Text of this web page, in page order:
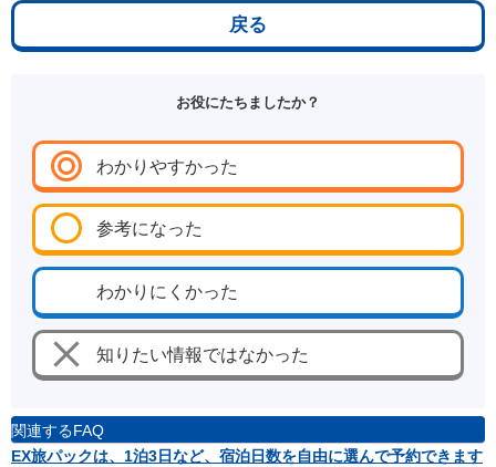
戻る
お役にたちましたか？
わかりやすかった
参考になった
わかりにくかった
知りたい情報ではなかった
関連するFAQ
EX旅パックは、1泊3日など、宿泊日数を自由に選んで予約できます